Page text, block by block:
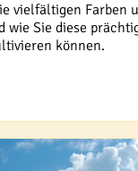
vielfältigen Farben
wie Sie diese
können.